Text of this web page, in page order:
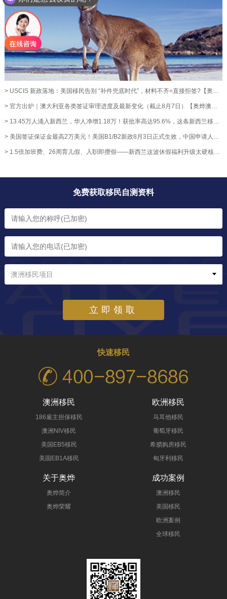
> USCIS 新政落地：美国移民告别 “补件兜底时代”，材料不齐=直接拒签?【奥烨移民资讯】
> 官方出炉｜澳大利亚各类签证审理进度及最新变化（截止8月7日）【奥烨澳洲移民资讯】
> 13.45万人涌入新西兰，华人净增1.18万！获批率高达95.6%，这条新西兰移民通道藏不住了！【奥烨移民资讯】
> 美国签证保证金最高2万美元！美国B1/B2新政8月3日正式生效，中国申请人暂不受影响【奥烨移民资讯】
> 1.5倍加班费、26周育儿假、入职即攒假——新西兰这波休假福利升级太硬核！【奥烨移民资讯】
免费获取移民自测资料
澳洲移民项目
立即领取
快速移民
澳洲移民
186雇主担保移民
澳洲NIV移民
美国EB5移民
美国EB1A移民
欧洲移民
马耳他移民
葡萄牙移民
希腊购房移民
匈牙利移民
关于奥烨
奥烨简介
奥烨荣耀
成功案例
澳洲移民
美国移民
欧洲案例
全球移民